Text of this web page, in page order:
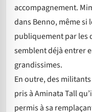
accompagnement.
dans Benno, même si
publiquement par les
semblent déjà entrer
grandissimes.
En outre, des
pris à Aminata Tall
permis à sa